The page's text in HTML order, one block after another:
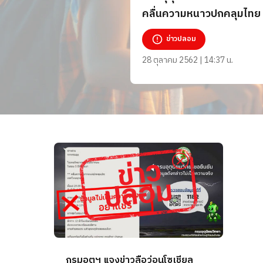
คลื่นความหนาวปกคลุมไทย
เป็นความจริง
ข่าวปลอม
28 ตุลาคม 2562 | 14:37 น.